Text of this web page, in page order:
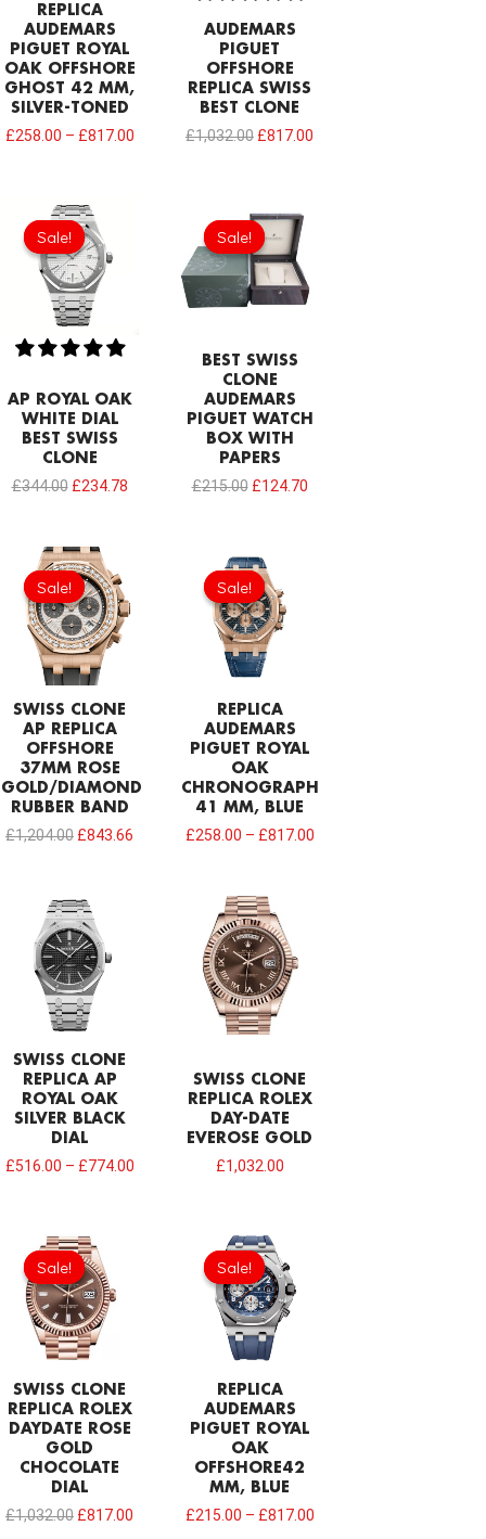
REPLICA
AUDEMARS
PIGUET ROYAL
OAK OFFSHORE
GHOST 42 MM,
SILVER-TONED
£258.00 – £817.00
AUDEMARS
PIGUET
OFFSHORE
REPLICA SWISS
BEST CLONE
£1,032.00 £817.00
Sale!
Sale!
AP ROYAL OAK
WHITE DIAL
BEST SWISS
CLONE
£344.00
Original
price
was:
£344.00.
£234.78
£234.78.
Sale!
Sale!
BEST SWISS
CLONE
AUDEMARS
PIGUET WATCH
BOX WITH
PAPERS
£215.00
price
was:
£215.00.
£124.70
Sale!
Sale!
SWISS CLONE
AP REPLICA
OFFSHORE
37MM ROSE
GOLD/DIAMOND
RUBBER BAND
£1,204.00
Original
price
was:
£1,204.00.
£843.66
Sale!
Sale!
REPLICA
AUDEMARS
PIGUET ROYAL
OAK
CHRONOGRAPH
41 MM, BLUE
£258.00 – £817.00
SWISS CLONE
REPLICA AP
ROYAL OAK
SILVER BLACK
DIAL
£516.00 – £774.00
SWISS CLONE
REPLICA ROLEX
DAY-DATE
EVEROSE GOLD
£1,032.00
Sale!
Sale!
SWISS CLONE
REPLICA ROLEX
DAYDATE ROSE
GOLD
CHOCOLATE
DIAL
£1,032.00
Original
price
was:
£1,032.00.
£817.00
Sale!
Sale!
REPLICA
AUDEMARS
PIGUET ROYAL
OAK
OFFSHORE42
MM, BLUE
£215.00 – £817.00